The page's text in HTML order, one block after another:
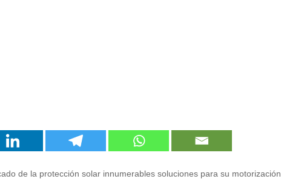
de la protección solar innumerables soluciones para su motorización